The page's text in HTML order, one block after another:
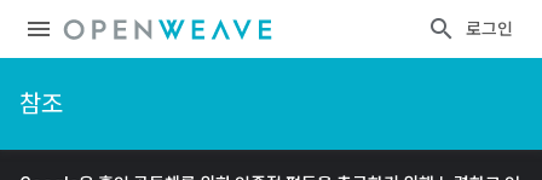
로그인
참조